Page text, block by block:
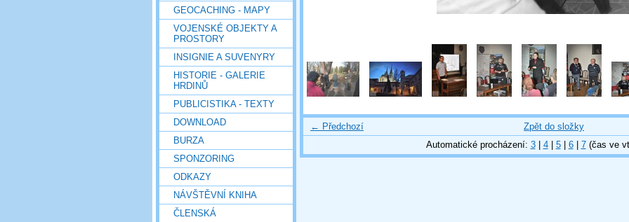
GEOCACHING - MAPY
VOJENSKÉ OBJEKTY A
PROSTORY
INSIGNIE A SUVENYRY
HISTORIE - GALERIE
HRDINŮ
PUBLICISTIKA - TEXTY
DOWNLOAD
BURZA
SPONZORING
ODKAZY
NÁVŠTĚVNÍ KNIHA
ČLENSKÁ
← Předchozí
Zpět do složky
Automatické procházení: 3| 4| 5| 6| 7(čas ve